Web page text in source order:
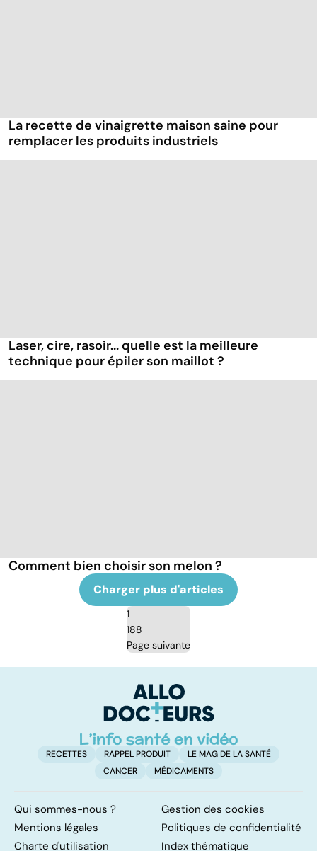
La recette de vinaigrette maison saine pour
remplacer les produits industriels
Laser, cire, rasoir... quelle est la meilleure
technique pour épiler son maillot ?
Comment bien choisir son melon ?
Charger plus d'articles
1
188
Page suivante
RECETTES RAPPEL PRODUIT
LE MAG DE LA SANTÉ
CANCER
MÉDICAMENTS
Qui sommes-nous ?
Gestion des cookies
Mentions légales
Politiques de confidentialité
Charte d'utilisation
Index thématique